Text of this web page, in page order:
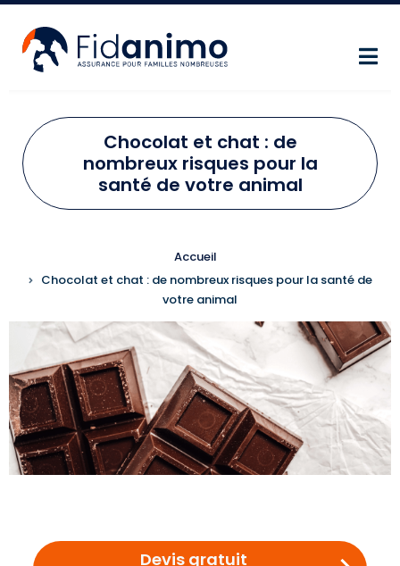
Aller au contenu principal
Chocolat et chat : de
nombreux risques pour la
santé de votre animal
FIL D'ARIANE
Accueil
Chocolat et chat : de nombreux risques pour la santé de
votre animal
Devis gratuit